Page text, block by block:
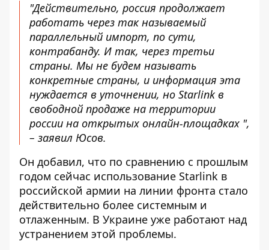
"Действительно, россия продолжает
работать через так называемый
параллельный импорт, по сути,
контрабанду. И так, через третьи
страны. Мы не будем называть
конкретные страны, и информация эта
нуждается в уточнении, но Starlink в
свободной продаже на территории
россии на открытых онлайн-площадках ",
– заявил Юсов.
Он добавил, что по сравнению с прошлым
годом сейчас использование Starlink в
российской армии на линии фронта стало
действительно более системным и
отлаженным. В Украине уже работают над
устранением этой проблемы.